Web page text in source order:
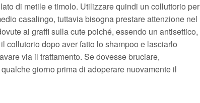
di metile e timolo. Utilizzare quindi un colluttorio per
casalingo, tuttavia bisogna prestare attenzione nel
ai graffi sulla cute poiché, essendo un antisettico,
collutorio dopo aver fatto lo shampoo e lasciarlo
via il trattamento. Se dovesse bruciare,
giorno prima di adoperare nuovamente il